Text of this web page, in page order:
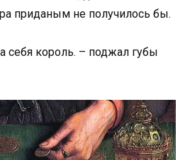
приданым не получилось бы.
себя король. – поджал губы